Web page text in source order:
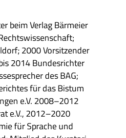
beim Ver­lag Bär­meier
2000 Vor­sit­zen­der
2014 Bun­des­rich­ter
des BAG;
für das Bis­tum
e.V. 2008–2012
e.V., 2012–2020
für Spra­che und